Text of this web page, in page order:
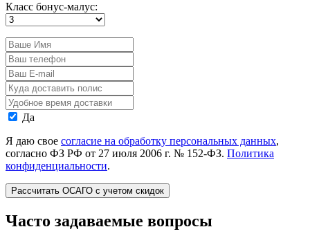
Класс бонус-малус:
Ваше
Имя
Ваш
телефон
Ваш
E-
mail
Адрес
доставки
полиса
Время
доставки
Даю
на
обработку
моих
данных.
Да
Я даю свое согласие на обработку персональных данных,
согласно ФЗ РФ от 27 июля 2006 г. № 152-ФЗ. Политика
конфиденциальности.
Часто задаваемые вопросы